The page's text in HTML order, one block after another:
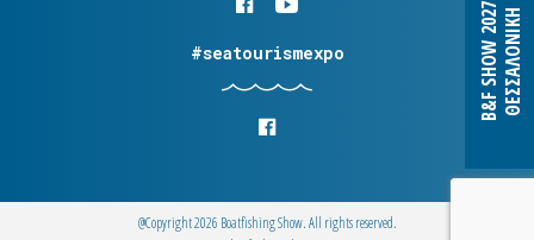
B&F SHOW 2027ΘΕΣΣΑΛΟΝΙΚΗ
#seatourismexpo
@Copyright 2026 Boatfishing Show. All rights reserved.